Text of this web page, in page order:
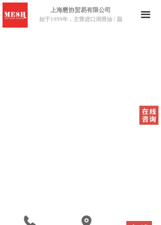
끀
上海懋协贸易有限公司
始于1999年，主营进口润滑油 / 脂